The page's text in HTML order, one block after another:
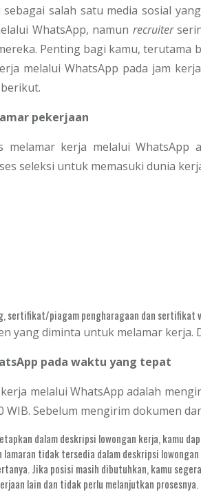
salah satu media sosial
WhatsApp, namun recruiter
Penting bagi kamu, terutama
melalui WhatsApp pada jam
pekerjaan
melamar kerja melalui
seleksi untuk memasuki dunia
sertifikat/piagam pengharagaan dan sertifikat
yang diminta untuk melamar
pada waktu yang tepat
melalui WhatsApp adalah
WIB. Sebelum mengirim dokumen
dalam deskripsi lowongan kerja, kamu
tidak tersedia dalam deskripsi
Jika posisi masih dibutuhkan, kamu
lain dan tidak perlu melanjutkan prosesnya.